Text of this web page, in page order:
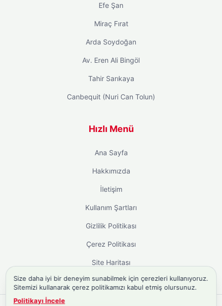
Efe Şan
Miraç Fırat
Arda Soydoğan
Av. Eren Ali Bingöl
Tahir Sarıkaya
Canbequit (Nuri Can Tolun)
Hızlı Menü
Ana Sayfa
Hakkımızda
İletişim
Kullanım Şartları
Gizlilik Politikası
Çerez Politikası
Site Haritası
Size daha iyi bir deneyim sunabilmek için çerezleri kullanıyoruz.
Sitemizi kullanarak çerez politikamızı kabul etmiş olursunuz.
Politikayı İncele